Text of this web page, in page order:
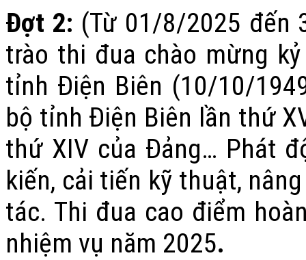
Đợt 2: (Từ 01/8/2025 đến
trào thi đua chào mừng
tỉnh Điện Biên (10/10/
bộ tỉnh Điện Biên lần thứ
thứ XIV của Đảng… Phát
kiến, cải tiến kỹ thuật,
tác. Thi đua cao điểm
nhiệm vụ năm 2025.